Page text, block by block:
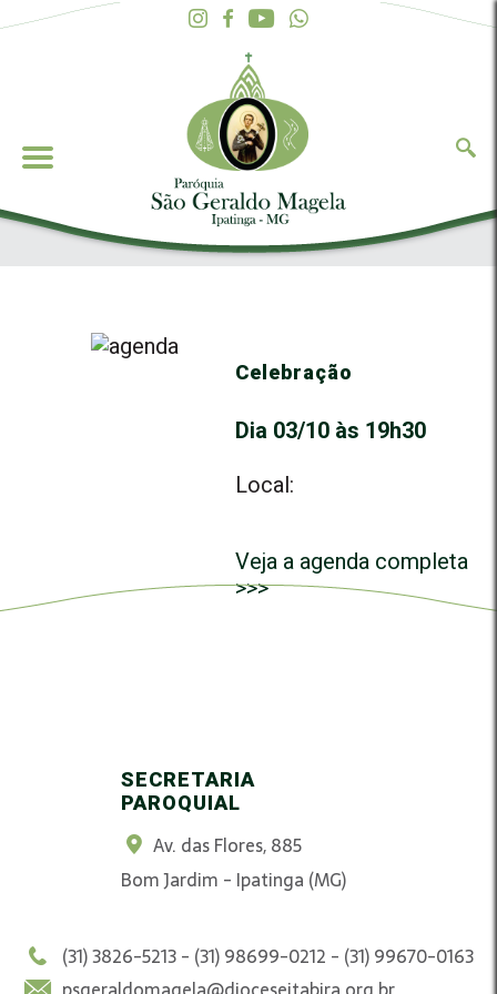
Celebração
Dia 03/10 às 19h30
Local:
Veja a agenda completa
>>>
SECRETARIA
PAROQUIAL
Av. das Flores, 885
Bom Jardim - Ipatinga (MG)
(31) 3826-5213 - (31) 98699-0212 - (31) 99670-0163